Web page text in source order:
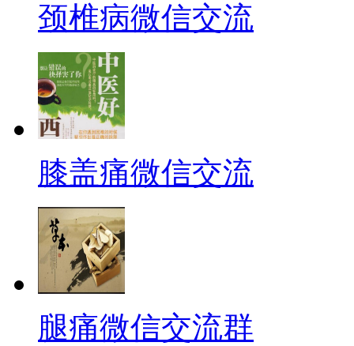
颈椎病微信交流
膝盖痛微信交流
腿痛微信交流群